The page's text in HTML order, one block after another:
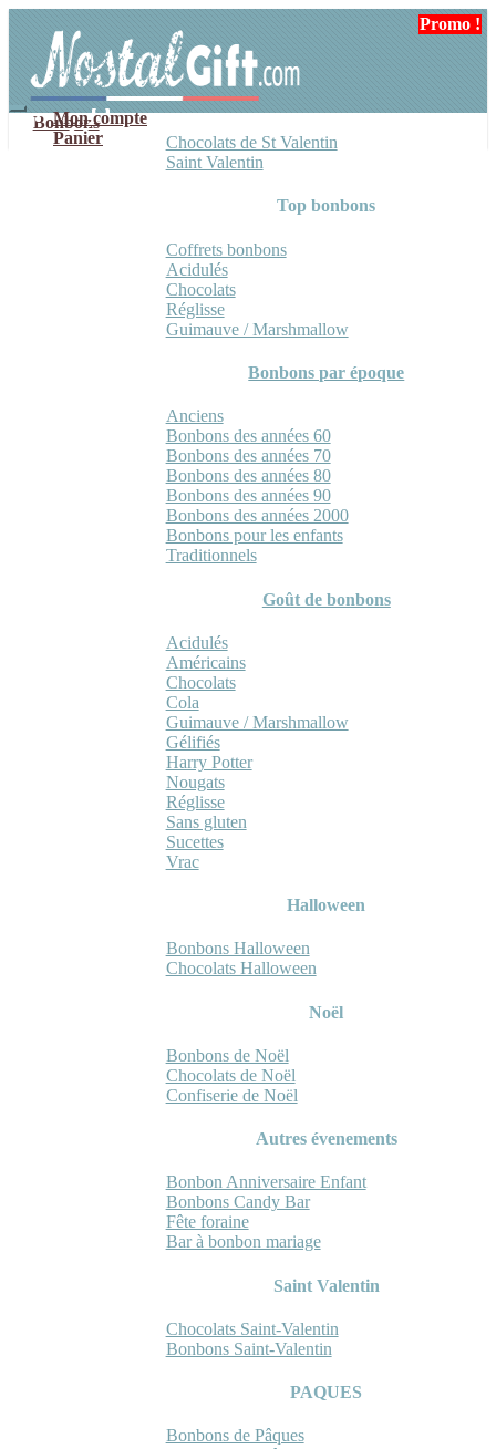
navigation
contenu
Mon compte
Panier
Bonbons
Chocolats de St Valentin
Saint Valentin
Top bonbons
Coffrets bonbons
Acidulés
Chocolats
Réglisse
Guimauve / Marshmallow
Bonbons par époque
Anciens
Bonbons des années 60
Bonbons des années 70
Bonbons des années 80
Bonbons des années 90
Bonbons des années 2000
Bonbons pour les enfants
Traditionnels
Goût de bonbons
Acidulés
Américains
Chocolats
Cola
Guimauve / Marshmallow
Gélifiés
Harry Potter
Nougats
Réglisse
Sans gluten
Sucettes
Vrac
Halloween
Bonbons Halloween
Chocolats Halloween
Noël
Bonbons de Noël
Chocolats de Noël
Confiserie de Noël
Autres évenements
Bonbon Anniversaire Enfant
Bonbons Candy Bar
Fête foraine
Bar à bonbon mariage
Saint Valentin
Chocolats Saint-Valentin
Bonbons Saint-Valentin
PAQUES
Bonbons de Pâques
Promo !
Promo !